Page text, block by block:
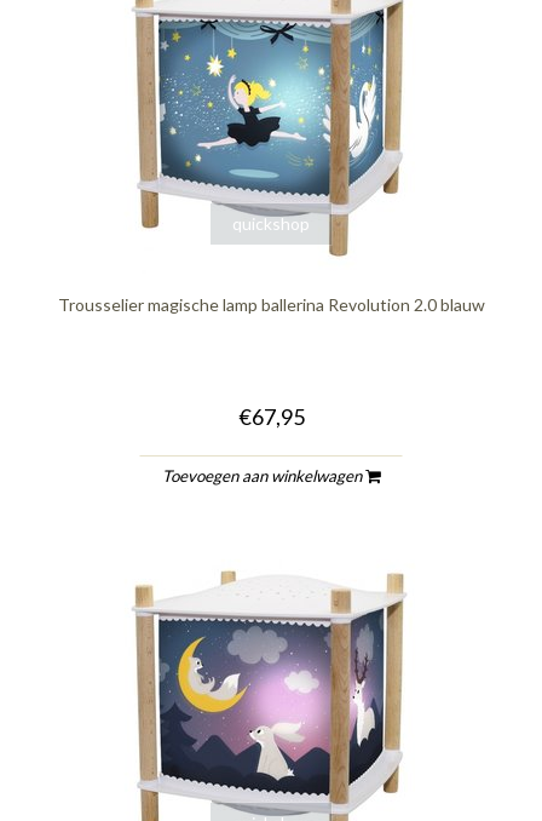
quickshop
Trousselier magische lamp ballerina Revolution 2.0 blauw
€67,95
Toevoegen aan winkelwagen